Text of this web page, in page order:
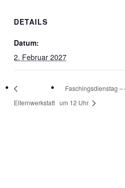
DETAILS
Datum:
2. Februar 2027
Elternwerkstatt
Faschingsdienstag
um 12 Uhr